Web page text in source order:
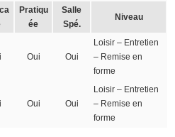
Pratiqu
ée
Salle
Spé.
Niveau
Oui Oui
Loisir – Entretien
– Remise en
forme
Oui Oui
Loisir – Entretien
– Remise en
forme